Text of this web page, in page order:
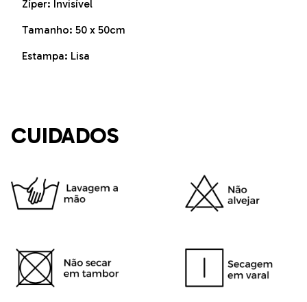
Zíper: Invisível
Tamanho: 50 x 50cm
Estampa: Lisa
CUIDADOS